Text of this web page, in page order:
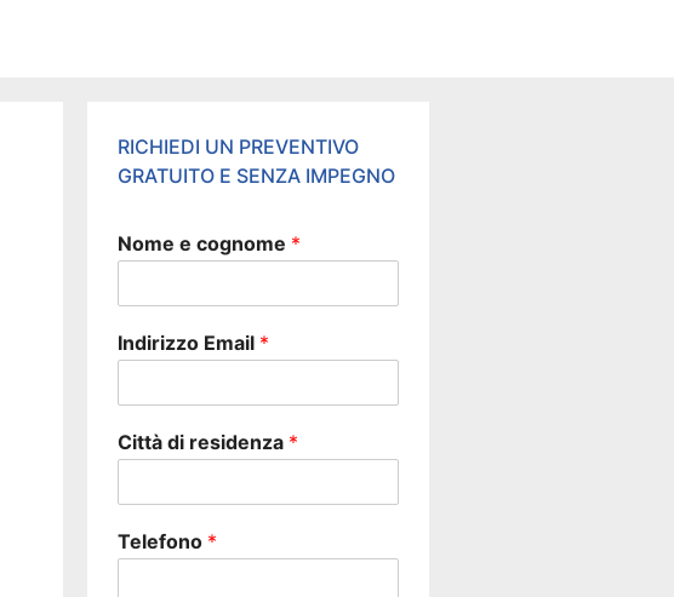
RICHIEDI UN PREVENTIVO
GRATUITO E SENZA IMPEGNO
Nome e cognome *
Indirizzo Email *
Città di residenza *
Telefono *